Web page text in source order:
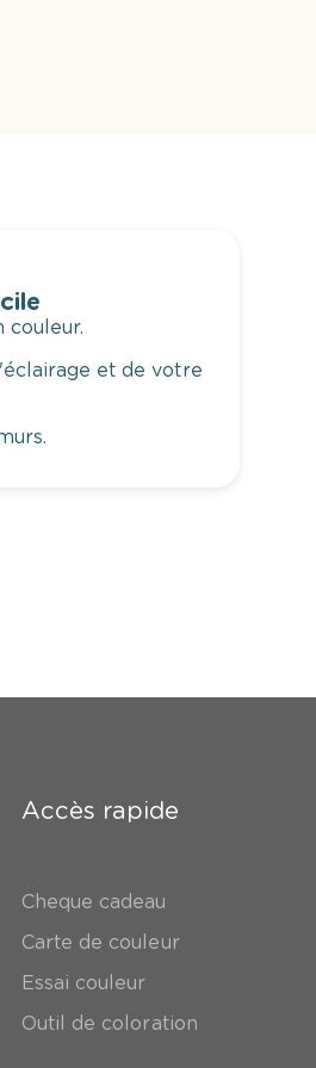
couleur.
et de votre
Accès rapide
Cheque cadeau
Carte de couleur
Essai couleur
Outil de coloration